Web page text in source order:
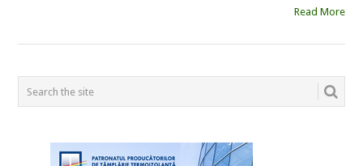
Read More
POSTS
NAVIGATION